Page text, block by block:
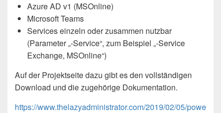
Azure AD v1 (MSOnline)
Microsoft Teams
Services einzeln oder zusammen nutzbar
(Parameter „-Service“, zum Beispiel „-Service
Exchange, MSOnline“)
Auf der Projektseite dazu gibt es den vollständigen
Download und die zugehörige Dokumentation.
https://www.thelazyadministrator.com/2019/02/05/powe